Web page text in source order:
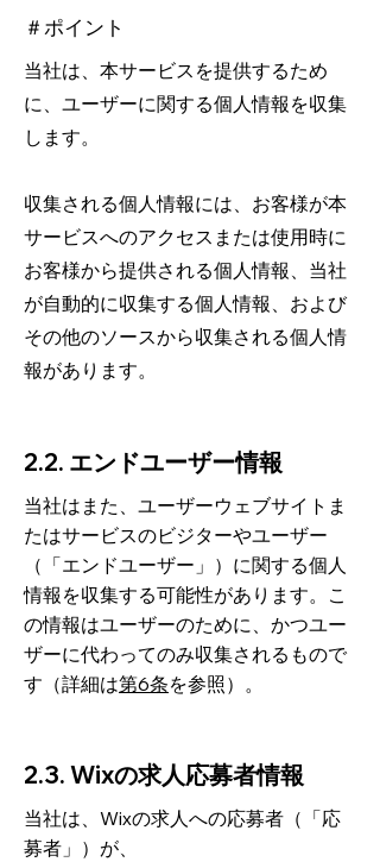
＃ポイント
当社は、本サービスを提供するため
に、ユーザーに関する個人情報を収集
します。
収集される個人情報には、お客様が本
サービスへのアクセスまたは使用時に
お客様から提供される個人情報、当社
が自動的に収集する個人情報、および
その他のソースから収集される個人情
報があります。
2.2. エンドユーザー情報
当社はまた、ユーザーウェブサイトま
たはサービスのビジターやユーザー
（「エンドユーザー」）に関する個人
情報を収集する可能性があります。こ
の情報はユーザーのために、かつユー
ザーに代わってのみ収集されるもので
す（詳細は第6条を参照）。
2.3. Wixの求人応募者情報
当社は、Wixの求人への応募者（「応
募者」）が、